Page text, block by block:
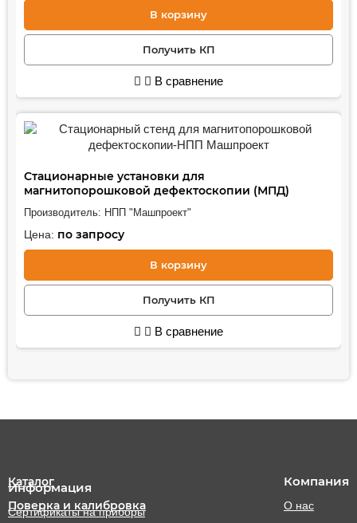
В корзину
Получить КП
В сравнение
Стационарные установки для
магнитопорошковой дефектоскопии (МПД)
Производитель: НПП "Машпроект"
Цена: по запросу
В корзину
Получить КП
В сравнение
Каталог
Поверка и калибровка
Компания
О нас
Информация
Сертификаты на приборы